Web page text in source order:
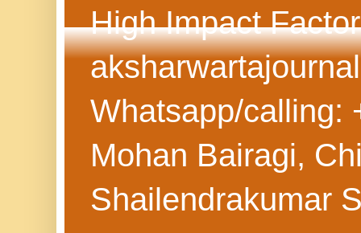
High Impact
Whatsapp/calling:
Mohan Bairagi,
Shailendrakumar